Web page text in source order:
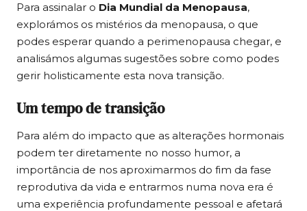
Para assinalar o Dia Mundial da Menopausa,
explorámos os mistérios da menopausa, o que
podes esperar quando a perimenopausa chegar, e
analisámos algumas sugestões sobre como podes
gerir holisticamente esta nova transição.
Um tempo de transição
Para além do impacto que as alterações hormonais
podem ter diretamente no nosso humor, a
importância de nos aproximarmos do fim da fase
reprodutiva da vida e entrarmos numa nova era é
uma experiência profundamente pessoal e afetará